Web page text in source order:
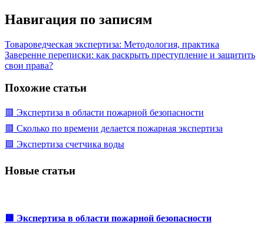
Навигация по записям
Товароведческая экспертиза: Методология, практика
Заверенне переписки: как раскрыть преступление и защитить
свои права?
Похожие статьи
🟥 Экспертиза в области пожарной безопасности
🟥 Сколько по времени делается пожарная экспертиза
🟩 Экспертиза счетчика воды
Новые статьи
🟥 Экспертиза в области пожарной безопасности